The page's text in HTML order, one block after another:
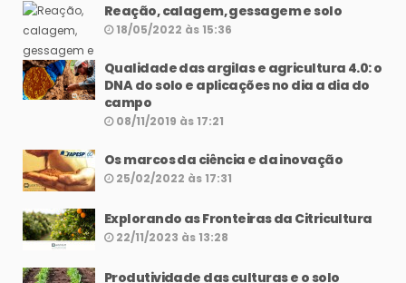
Reação, calagem, gessagem e solo
18/05/2022 às 15:36
Qualidade das argilas e agricultura 4.0: o
DNA do solo e aplicações no dia a dia do
campo
08/11/2019 às 17:21
Os marcos da ciência e da inovação
25/02/2022 às 17:31
Explorando as Fronteiras da Citricultura
22/11/2023 às 13:28
Produtividade das culturas e o solo